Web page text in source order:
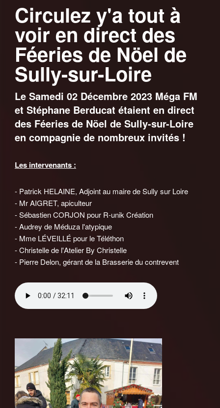
Circulez y'a tout à
voir en direct des
Féeries de Nöel de
Sully-sur-Loire
Le Samedi 02 Décembre 2023 Méga FM
et Stéphane Berducat étaient en direct
des Féeries de Nöel de Sully-sur-Loire
en compagnie de nombreux invités !
Les intervenants :
- Patrick HELAINE, Adjoint au maire de Sully sur Loire
- Mr AIGRET, apiculteur
- Sébastien CORJON pour R-unik Création
- Audrey de Méduza l'atypique
- Mme LÉVEILLÉ pour le Téléthon
- Christelle de l'Atelier By Christelle
- Pierre Delon, gérant de la Brasserie du contrevent